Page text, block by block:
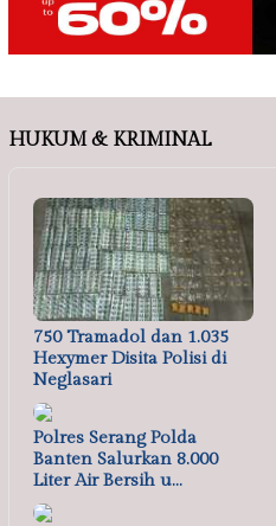
HUKUM & KRIMINAL
750 Tramadol dan 1.035
Hexymer Disita Polisi di
Neglasari
Polres Serang Polda
Banten Salurkan 8.000
Liter Air Bersih u…